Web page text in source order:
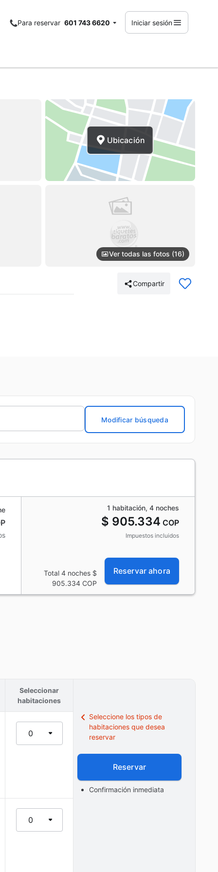
Para reservar 601 743 6620 Iniciar sesión
Ver todas las fotos (16)
Ubicación
Compartir
Modificar búsqueda
1 habitación, 4 noches
$ 905.334 COP
Impuestos incluidos
Total 4 noches $
905.334COP
Reservar ahora
Seleccionar
habitaciones
0
0
Seleccione los tipos de
habitaciones que desea
reservar
Reservar
Confirmación inmediata